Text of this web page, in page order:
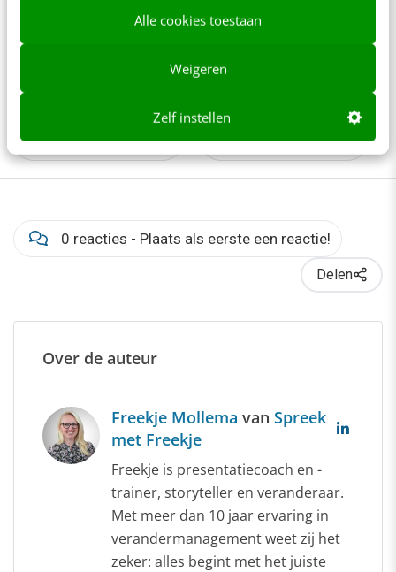
Alle cookies toestaan
Weigeren
Zelf instellen
Bekijk deze topics of volg ze via een
NieuwsAlert
Employer branding Personal branding
0 reacties - Plaats als eerste een reactie!
Delen
Over de auteur
Freekje Mollema van Spreek
met Freekje
Freekje is presentatiecoach en -
trainer, storyteller en veranderaar.
Met meer dan 10 jaar ervaring in
verandermanagement weet zij het
zeker: alles begint met het juiste